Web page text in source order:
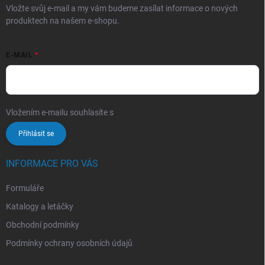
Vložte svůj e-mail a my vám budeme zasílat informace o nových
produktech na našem e-shopu.
E-MAIL
Vložením e-mailu souhlasíte s
Přihlásit se
INFORMACE PRO VÁS
Formuláře
Katalogy a letáčky
Obchodní podmínky
Podmínky ochrany osobních údajů